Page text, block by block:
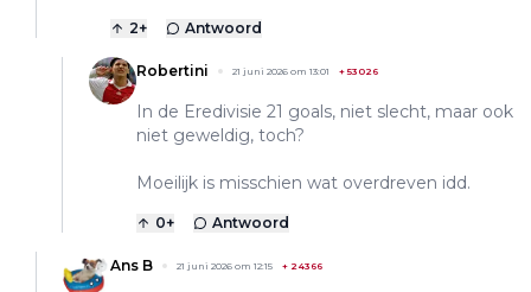
2+ Antwoord
Robertini 21 juni 2026 om 13:01 + 53026
In de Eredivisie 21 goals, niet slecht, maar ook
niet geweldig, toch?
Moeilijk is misschien wat overdreven idd.
0+ Antwoord
Ans B 21 juni 2026 om 12:15 + 24366